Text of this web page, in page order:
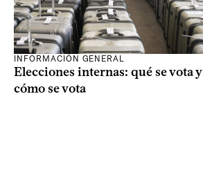
INFORMACIÓN GENERAL
Elecciones internas: qué se vota y
cómo se vota